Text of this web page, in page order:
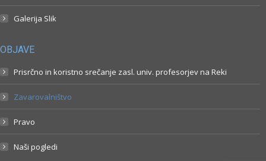
Galerija Slik
OBJAVE
Prisrčno in koristno srečanje zasl. univ. profesorjev na Reki
Zavarovalništvo
Pravo
Naši pogledi